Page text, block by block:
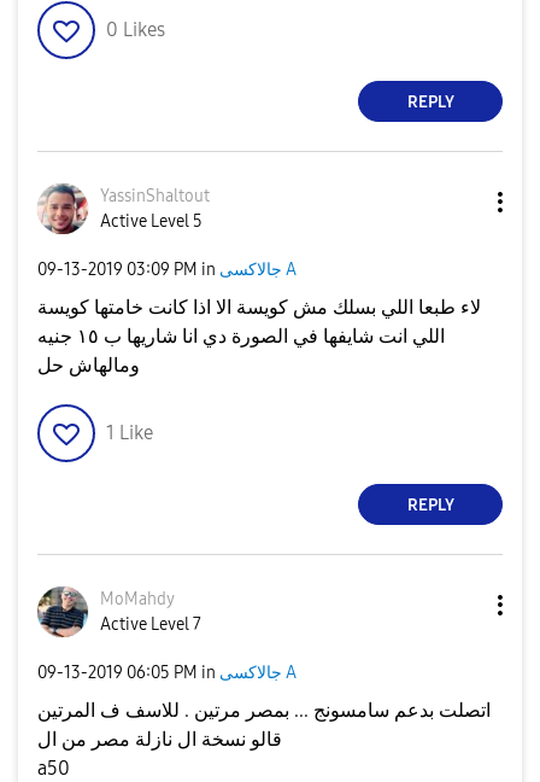
0 Likes
REPLY
YassinShaltout
Active Level 5
‎09-13-2019 03:09 PM in جالاكسى A
لاء طبعا اللي بسلك مش كويسة الا اذا كانت خامتها كويسة
اللي انت شايفها في الصورة دي انا شاريها ب ١٥ جنيه
ومالهاش حل
1 Like
REPLY
MoMahdy
Active Level 7
‎09-13-2019 06:05 PM in جالاكسى A
اتصلت بدعم سامسونج ... بمصر مرتين . للاسف ف المرتين
قالو نسخة ال نازلة مصر من ال
a50